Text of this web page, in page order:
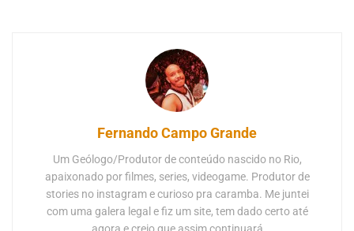
Fernando Campo Grande
Um Geólogo/Produtor de conteúdo nascido no Rio,
apaixonado por filmes, series, videogame. Produtor de
stories no instagram e curioso pra caramba. Me juntei
com uma galera legal e fiz um site, tem dado certo até
agora e creio que assim continuará